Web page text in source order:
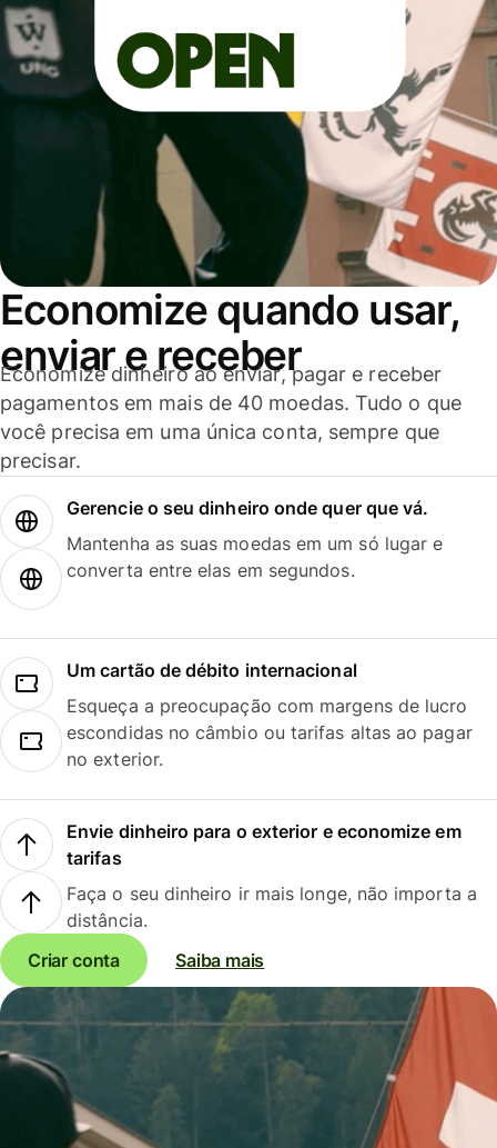
Economize quando usar,
enviar e receber
Economize dinheiro ao enviar, pagar e receber
pagamentos em mais de 40 moedas. Tudo o que
você precisa em uma única conta, sempre que
precisar.
Gerencie o seu dinheiro onde quer que vá.
Mantenha as suas moedas em um só lugar e
converta entre elas em segundos.
Um cartão de débito internacional
Esqueça a preocupação com margens de lucro
escondidas no câmbio ou tarifas altas ao pagar
no exterior.
Envie dinheiro para o exterior e economize em
tarifas
Faça o seu dinheiro ir mais longe, não importa a
distância.
Criar conta
Saiba mais